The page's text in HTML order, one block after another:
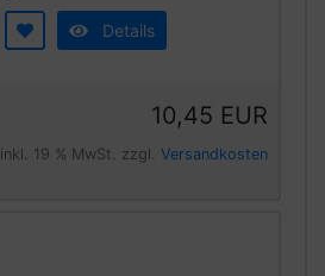
Details
10,45 EUR
inkl. 19 % MwSt. zzgl. Versandkosten